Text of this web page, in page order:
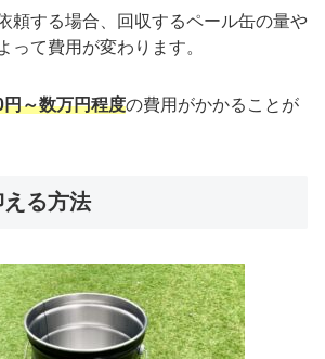
頼する場合、回収するペール缶の量や
って費用が変わります。
円～数万円程度の費用がかかることが
る方法